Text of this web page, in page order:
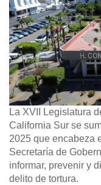
La XVII Legislatura
California Sur se
2025 que encabeza
Secretaría de
informar, prevenir y
delito de tortura.